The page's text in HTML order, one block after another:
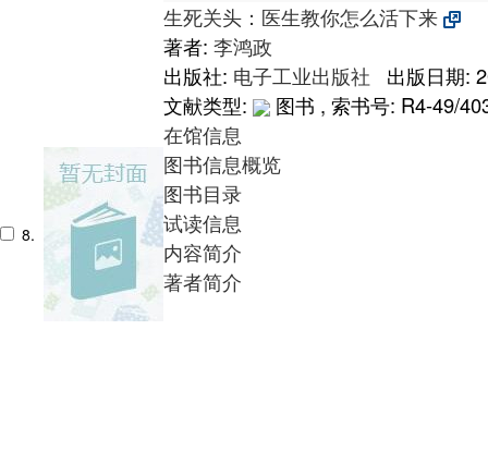
8.
生死关头：医生教你怎么活下来
著者: 李鸿政
出版社: 电子工业出版社
出版日期:
文献类型:
图书 , 索书号: R4-49/
在馆信息
图书信息概览
图书目录
试读信息
内容简介
著者简介